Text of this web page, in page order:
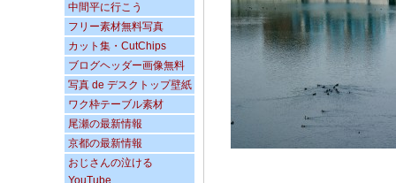
中間平に行こう
フリー素材無料写真
カット集・CutChips
ブログヘッダー画像無料
写真 de デスクトップ壁紙
ワク枠テーブル素材
尾瀬の最新情報
京都の最新情報
おじさんの泣ける
YouTube